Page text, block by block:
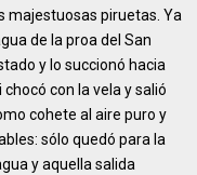
majestuosas piruetas. Ya
de la proa del San
y lo succionó hacia
con la vela y salió
cohete al aire puro y
sólo quedó para la
y aquella salida